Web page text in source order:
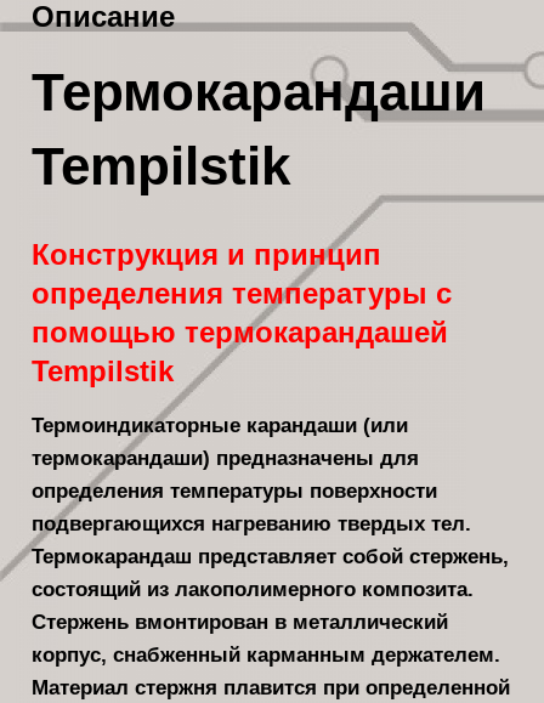
Описание
Термокарандаши
Tempilstik
Конструкция и принцип
определения температуры с
помощью термокарандашей
Tempilstik
Термоиндикаторные карандаши (или
термокарандаши) предназначены для
определения температуры поверхности
подвергающихся нагреванию твердых тел.
Термокарандаш представляет собой стержень,
состоящий из лакополимерного композита.
Стержень вмонтирован в металлический
корпус, снабженный карманным держателем.
Материал стержня плавится при определенной